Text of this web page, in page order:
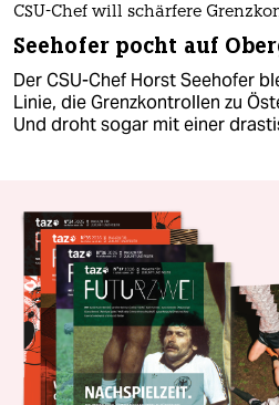
CSU-Chef will schärfere
Seehofer pocht auf
Der CSU-Chef Horst Seehofer
Linie, die Grenzkontrollen zu
Und droht sogar mit einer